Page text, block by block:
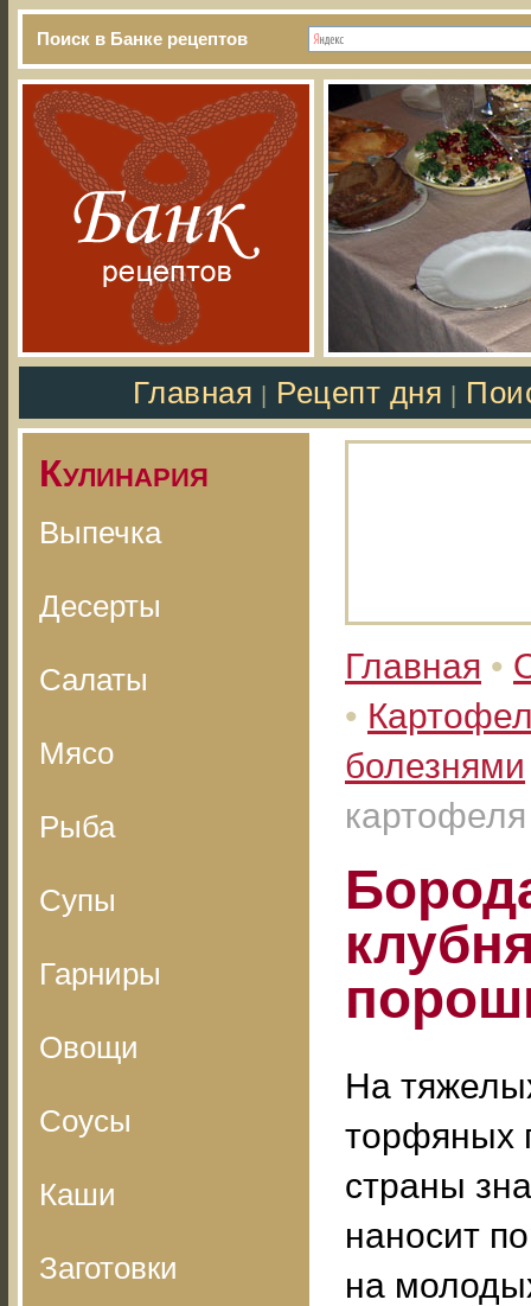
Поиск в Банке рецептов
Главная Рецепт дня
Кулинария
Выпечка
Десерты
Салаты
Мясо
Рыба
Супы
Гарниры
Овощи
Соусы
Каши
Заготовки
Главная •
•
болезнями
На
торфяных
страны
наносит
на